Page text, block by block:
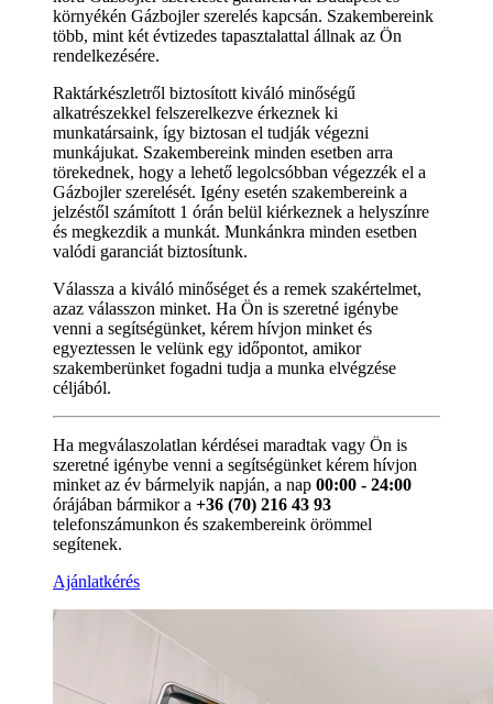
környékén Gázbojler szerelés kapcsán. Szakembereink
több, mint két évtizedes tapasztalattal állnak az Ön
rendelkezésére.
Raktárkészletről biztosított kiváló minőségű
alkatrészekkel felszerelkezve érkeznek ki
munkatársaink, így biztosan el tudják végezni
munkájukat. Szakembereink minden esetben arra
törekednek, hogy a lehető legolcsóbban végezzék el a
Gázbojler szerelését. Igény esetén szakembereink a
jelzéstől számított 1 órán belül kiérkeznek a helyszínre
és megkezdik a munkát. Munkánkra minden esetben
valódi garanciát biztosítunk.
Válassza a kiváló minőséget és a remek szakértelmet,
azaz válasszon minket. Ha Ön is szeretné igénybe
venni a segítségünket, kérem hívjon minket és
egyeztessen le velünk egy időpontot, amikor
szakemberünket fogadni tudja a munka elvégzése
céljából.
Ha megválaszolatlan kérdései maradtak vagy Ön is
szeretné igénybe venni a segítségünket kérem hívjon
minket az év bármelyik napján, a nap 00:00 - 24:00
órájában bármikor a +36 (70) 216 43 93
telefonszámunkon és szakembereink örömmel
segítenek.
Ajánlatkérés